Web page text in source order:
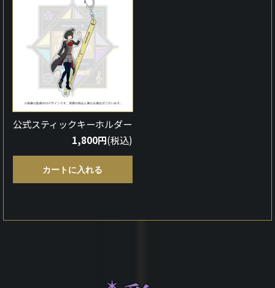
公式スティックキーホルダー
1,800円(税込)
カートに入れる